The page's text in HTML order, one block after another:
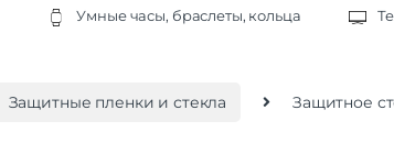
Умные часы, браслеты, кольца
Защитные пленки и стекла Защитное